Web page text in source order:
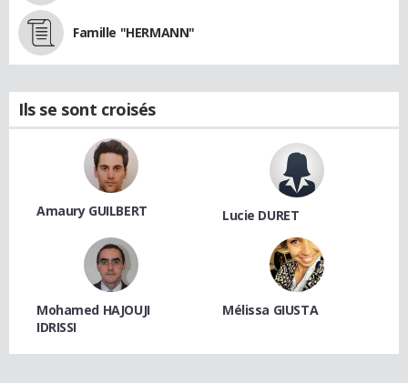
Famille "HERMANN"
Ils se sont croisés
Amaury GUILBERT Lucie DURET
Mohamed HAJOUJI
IDRISSI
Mélissa GIUSTA